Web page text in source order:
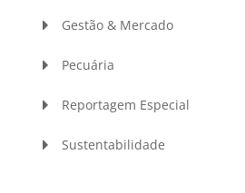
Gestão & Mercado
Pecuária
Reportagem Especial
Sustentabilidade